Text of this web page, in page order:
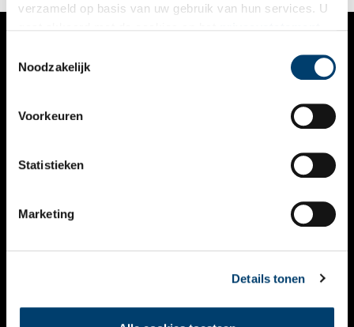
verzameld op basis van uw gebruik van hun services. U
Noodzakelijk
Voorkeuren
Statistieken
Marketing
Details tonen
VERHALEN
KALENDER
THEMA’S
VIDEO’S
CONTACT